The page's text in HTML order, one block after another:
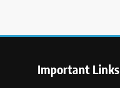
Important Links